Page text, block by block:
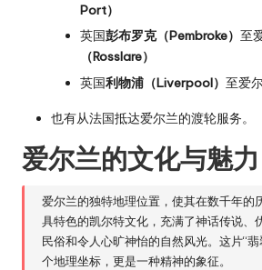
Port）
英国彭布罗克（Pembroke） 至
（Rosslare）
英国利物浦（Liverpool） 至爱
也有从法国抵达爱尔兰的渡轮服务。
爱尔兰的文化与魅力
爱尔兰的独特地理位置，使其在数千年的
具特色的凯尔特文化，充满了神话传说、
民俗和令人心旷神怡的自然风光。这片“
个地理坐标，更是一种精神的象征。